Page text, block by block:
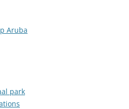
Aruba
park